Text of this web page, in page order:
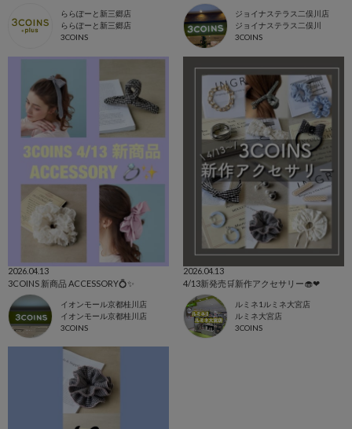
ららぽーと新三郷店
ららぽーと新三郷店
3COINS
ジョイナステラス二俣川店
ジョイナステラス二俣川
3COINS
2026.04.13
3COINS 新商品 ACCESSORY💍✨
イオンモール京都桂川店
イオンモール京都桂川店
3COINS
2026.04.13
4/13新発売🛒新作アクセサリー🧁❤︎
ルミネ1ルミネ大宮店
ルミネ大宮店
3COINS